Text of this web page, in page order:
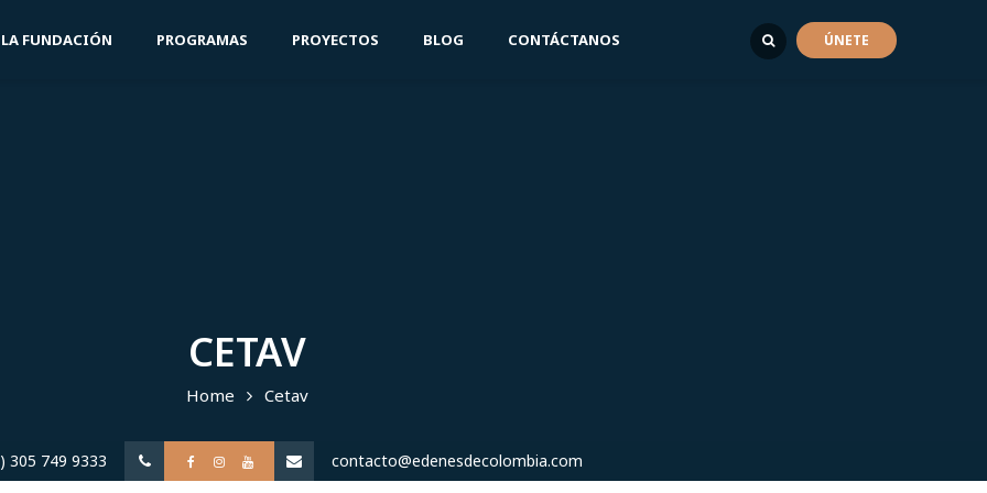
LA FUNDACIÓN PROGRAMAS PROYECTOS BLOG CONTÁCTANOS ÚNETE
CETAV
Home Cetav
305 749 9333 contacto@edenesdecolombia.com